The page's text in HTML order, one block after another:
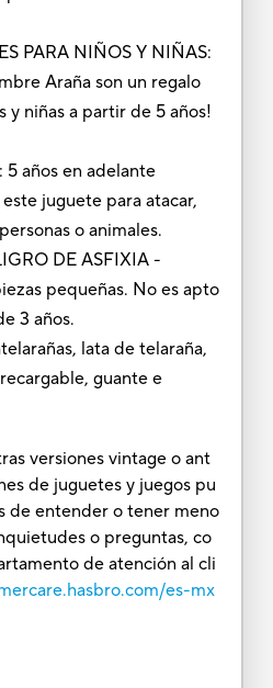
PARA NIÑOS Y NIÑAS:
Araña son un regalo
y niñas a partir de 5 años!
5 años en adelante
juguete para atacar,
o animales.
DE ASFIXIA -
pequeñas. No es apto
3 años.
lata de telaraña,
guante e
versiones vintage o ant
de juguetes y juegos pu
de entender o tener meno
o preguntas, co
de atención al cli
es-mx